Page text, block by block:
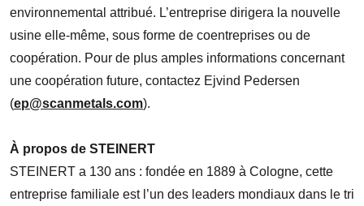
environnemental attribué. L’entreprise dirigera la nouvelle
usine elle-même, sous forme de coentreprises ou de
coopération. Pour de plus amples informations concernant
une coopération future, contactez Ejvind Pedersen
(ep@scanmetals.com).
À propos de STEINERT
STEINERT a 130 ans : fondée en 1889 à Cologne, cette
entreprise familiale est l’un des leaders mondiaux dans le tri